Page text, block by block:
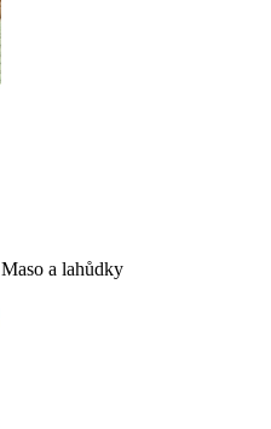
Maso a lahůdky